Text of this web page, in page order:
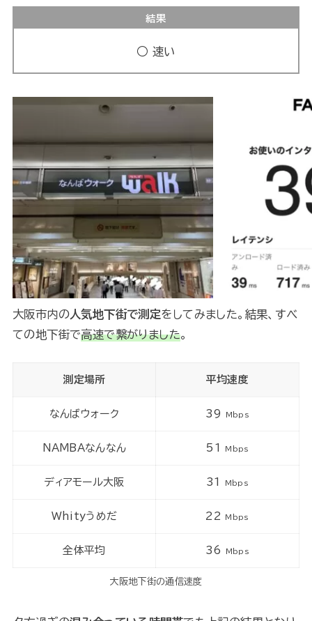
結果
○ 速い
大阪市内の人気地下街で測定をしてみました。結果、すべ
ての地下街で高速で繋がりました。
測定場所 平均速度
なんばウォーク 39 Mbps
NAMBAなんなん 51 Mbps
ディアモール大阪 31 Mbps
Whityうめだ 22 Mbps
全体平均 36 Mbps
大阪地下街の通信速度